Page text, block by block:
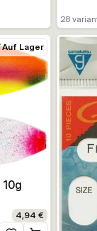
28
Auf Lager
4,94 €